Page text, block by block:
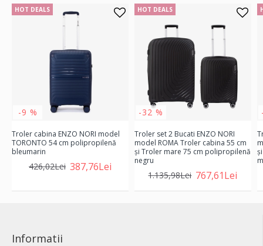
HOT DEALS
-9 %
Troler cabina ENZO NORI model
TORONTO 54 cm polipropilenă
bleumarin
387,76Lei
426,02Lei
HOT DEALS
-32 %
Troler set 2 Bucati ENZO NORI
model ROMA Troler cabina 55 cm
şi Troler mare 75 cm polipropilenă
negru
767,61Lei
1.135,98Lei
Informatii